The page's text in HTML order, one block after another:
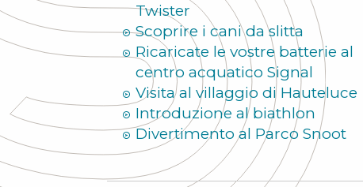
Twister
Scoprire i cani da slitta
Ricaricate le vostre batterie al
centro acquatico Signal
Visita al villaggio di Hauteluce
Introduzione al biathlon
Divertimento al Parco Snoot